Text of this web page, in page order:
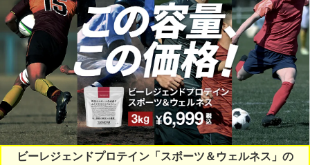
ビーレジェンドプロテイン「スポーツ＆ウェルネス」の